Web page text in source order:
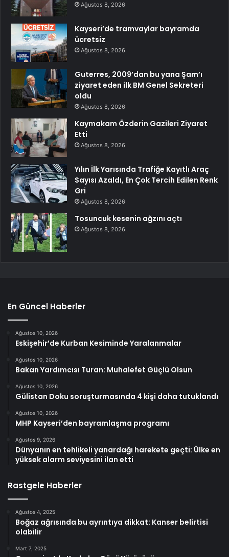
Ağustos 8, 2026
Kayseri’de tramvaylar bayramda
ücretsiz
Ağustos 8, 2026
Guterres, 2009’dan bu yana Şam’ı
ziyaret eden ilk BM Genel Sekreteri
oldu
Ağustos 8, 2026
Kaymakam Özderin Gazileri Ziyaret
Etti
Ağustos 8, 2026
Yılın İlk Yarısında Trafiğe Kayıtlı Araç
Sayısı Azaldı, En Çok Tercih Edilen Renk
Gri
Ağustos 8, 2026
Tosuncuk kesenin ağzını açtı
Ağustos 8, 2026
En Güncel Haberler
Ağustos 10, 2026
Eskişehir’de Kurban Kesiminde Yaralanmalar
Ağustos 10, 2026
Bakan Yardımcısı Turan: Muhalefet Güçlü Olsun
Ağustos 10, 2026
Gülistan Doku soruşturmasında 4 kişi daha tutuklandı
Ağustos 10, 2026
MHP Kayseri’den bayramlaşma programı
Ağustos 9, 2026
Dünyanın en tehlikeli yanardağı harekete geçti: Ülke en
yüksek alarm seviyesini ilan etti
Rastgele Haberler
Ağustos 4, 2025
Boğaz ağrısında bu ayrıntıya dikkat: Kanser belirtisi
olabilir
Mart 7, 2025